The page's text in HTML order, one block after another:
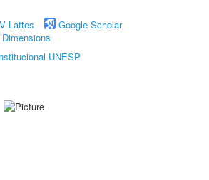
Lattes
Google Scholar
Dimensions
UNESP